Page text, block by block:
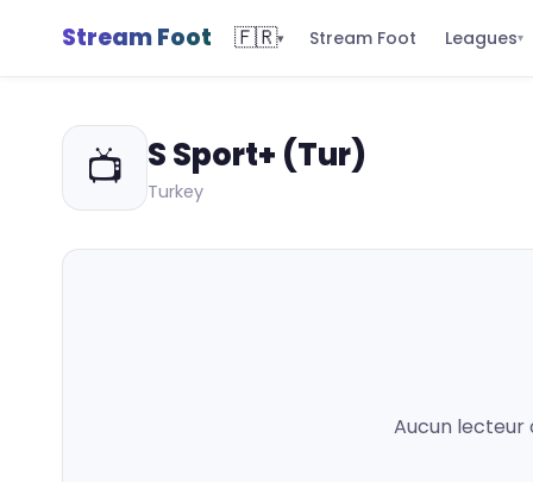
Stream Foot 🇫🇷▾ Stream Foot Leagues▾
📺 S Sport+ (Tur)
Turkey
Aucun lecteur